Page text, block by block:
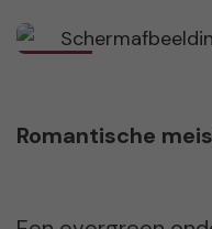
Romantische